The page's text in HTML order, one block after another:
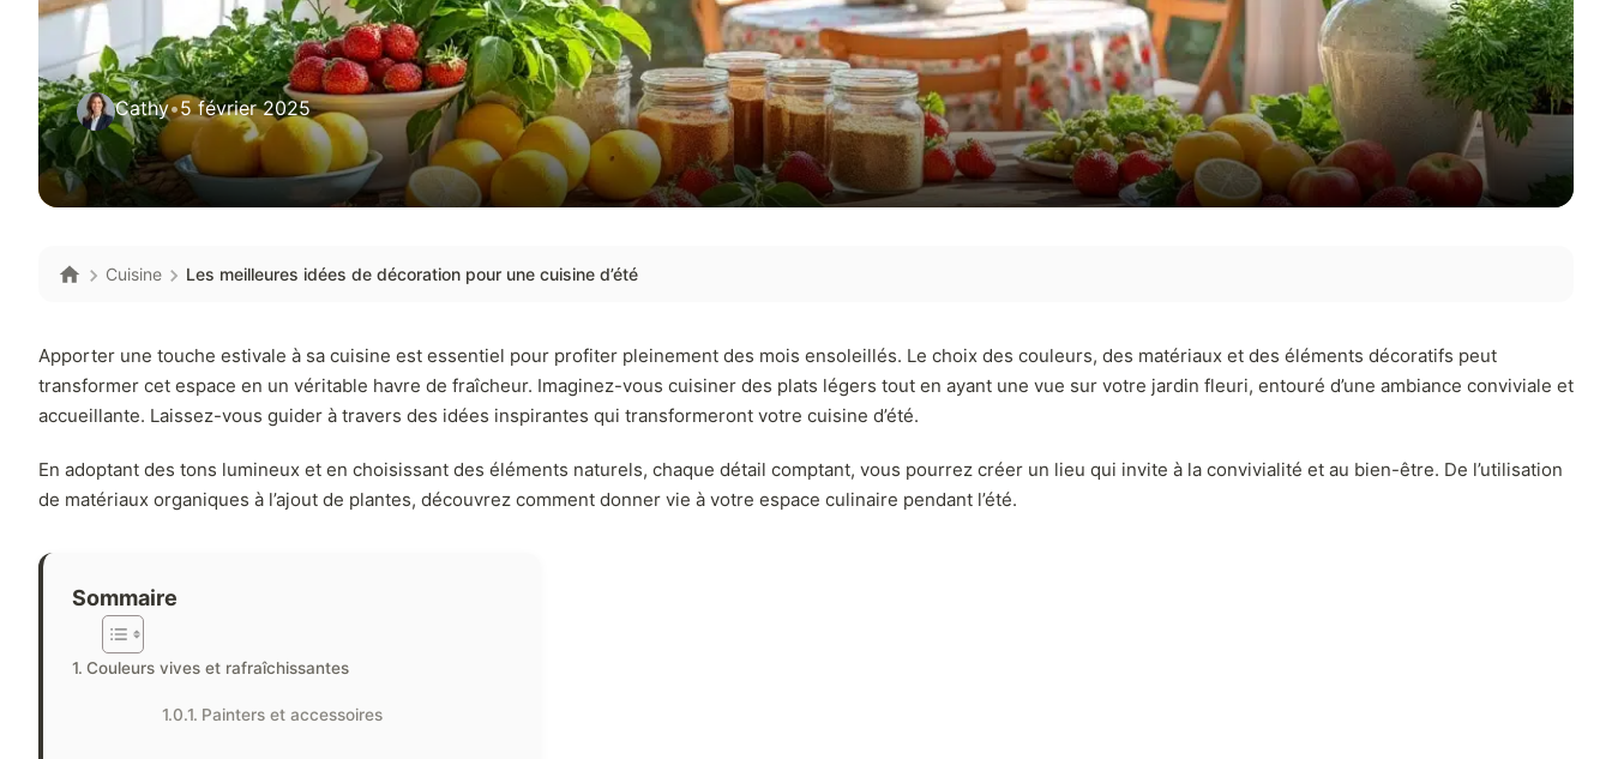
Cathy•5 février 2025
Cuisine Les meilleures idées de décoration pour une cuisine d’été
Apporter une touche estivale à sa cuisine est essentiel pour profiter pleinement des mois ensoleillés. Le choix des couleurs, des matériaux et des éléments décoratifs peut
transformer cet espace en un véritable havre de fraîcheur. Imaginez-vous cuisiner des plats légers tout en ayant une vue sur votre jardin fleuri, entouré d’une ambiance conviviale et
accueillante. Laissez-vous guider à travers des idées inspirantes qui transformeront votre cuisine d’été.
En adoptant des tons lumineux et en choisissant des éléments naturels, chaque détail comptant, vous pourrez créer un lieu qui invite à la convivialité et au bien-être. De l’utilisation
de matériaux organiques à l’ajout de plantes, découvrez comment donner vie à votre espace culinaire pendant l’été.
Sommaire
Couleurs vives et rafraîchissantes
Painters et accessoires